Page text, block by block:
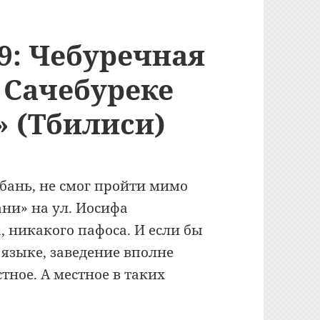
Чебуречная
(Тбилиси)
не смог пройти мимо
на ул. Иосифа
пафоса. И если бы
заведение вполне
А местное в таких